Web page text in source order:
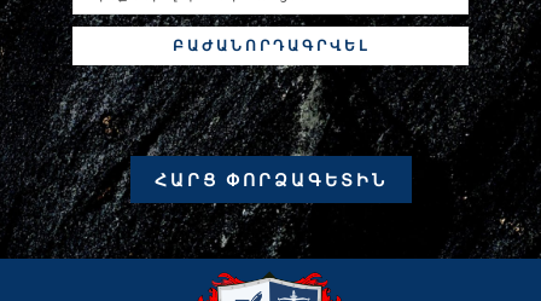
ԲԱԺԱՆՈՐԴԱԳՐՎԵԼ
ՀԱՐՑ ՓՈՐՁԱԳԵՏԻՆ